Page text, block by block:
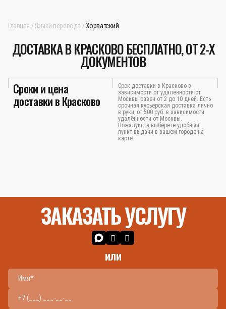
Главная Языки перевода Хорватский
ДОСТАВКА В КРАСКОВО БЕСПЛАТНО, ОТ 2-Х
ДОКУМЕНТОВ
Сроки и цена
доставки в Красково
Срок доставки в Красково в
зависимости от удаленности от
Москвы равен от 2 до 10 дней. Есть
срочная курьерская доставка лично
в руки, от 500 руб. в зависимости
удалённости от Москвы.
Пожалуйста выберете удобный
пункт выдачи в вашем городе на
карте.
ЗАКАЗАТЬ УСЛУГУ
или